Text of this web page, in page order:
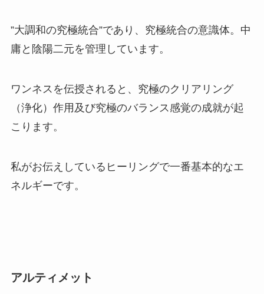
”大調和の究極統合”であり、究極統合の意識体。中
庸と陰陽二元を管理しています。
ワンネスを伝授されると、究極のクリアリング
（浄化）作用及び究極のバランス感覚の成就が起
こります。
私がお伝えしているヒーリングで一番基本的なエ
ネルギーです。
アルティメット